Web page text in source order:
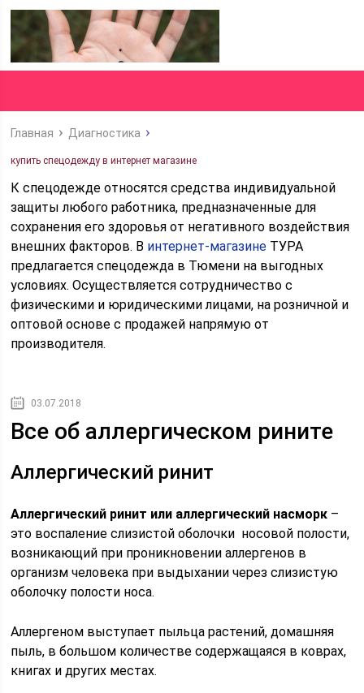
Главная Диагностика
купить спецодежду в интернет магазине
К спецодежде относятся средства индивидуальной
защиты любого работника, предназначенные для
сохранения его здоровья от негативного воздействия
внешних факторов. В интернет-магазине ТУРА
предлагается спецодежда в Тюмени на выгодных
условиях. Осуществляется сотрудничество с
физическими и юридическими лицами, на розничной и
оптовой основе с продажей напрямую от
производителя.
03.07.2018
Все об аллергическом рините
Аллергический ринит
Аллергический ринит или аллергический насморк –
это воспаление слизистой оболочки носовой полости,
возникающий при проникновении аллергенов в
организм человека при выдыхании через слизистую
оболочку полости носа.
Аллергеном выступает пыльца растений, домашняя
пыль, в большом количестве содержащаяся в коврах,
книгах и других местах.